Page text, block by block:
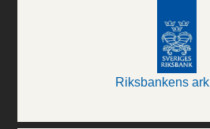
Riksbankens